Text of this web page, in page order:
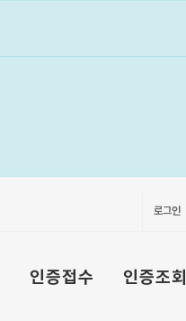
로그인
인증접수 인증조회